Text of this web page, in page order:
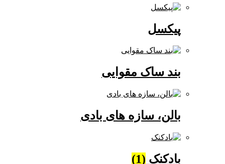
بند ساک مقوایی
بالن، سازه های بادی